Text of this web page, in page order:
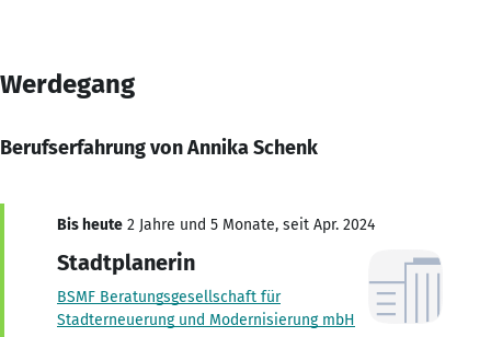
Werdegang
Berufserfahrung von Annika Schenk
Bis heute 2 Jahre und 5 Monate, seit Apr. 2024
Stadtplanerin
BSMF Beratungsgesellschaft für
Stadterneuerung und Modernisierung mbH